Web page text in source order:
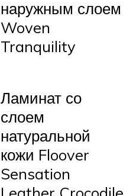
наружным слоем
Woven
Tranquility
Ламинат со
слоем
натуральной
кожи Floover
Sensation